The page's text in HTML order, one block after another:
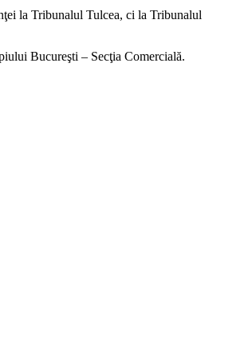
la Tribunalul Tulcea, ci la Tribunalul
Bucureşti – Secţia Comercială.